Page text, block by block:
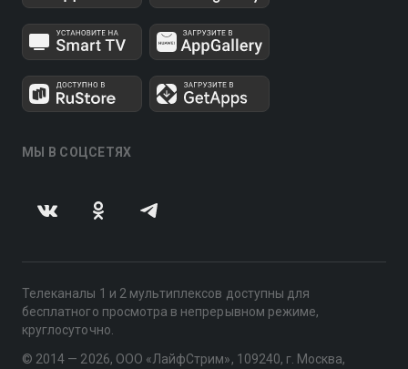
МЫ В СОЦСЕТЯХ
Телеканалы 1 и 2 мультиплексов доступны для
бесплатного просмотра в непрерывном режиме,
круглосуточно.
© 2014 — 2026, ООО «ЛайфСтрим», 109240, г. Москва,